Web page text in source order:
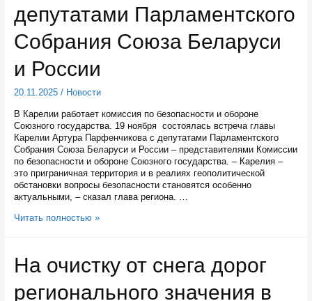
получил
высшую
награду
республики
депутатами Парламентского
Собрания Союза Беларуси
и России
20.11.2025/ Новости
В Карелии работает комиссия по безопасности и обороне
Союзного государства. 19 ноября состоялась встреча главы
Карелии Артура Парфенчикова с депутатами Парламентского
Собрания Союза Беларуси и России – представителями Комиссии
по безопасности и обороне Союзного государства. – Карелия –
это приграничная территория и в реалиях геополитической
обстановки вопросы безопасности становятся особенно
актуальными, – сказал глава региона. …
Глава
депутатами
Собрания
Читать полностью »
На очистку от снега дорог
регионального значения в